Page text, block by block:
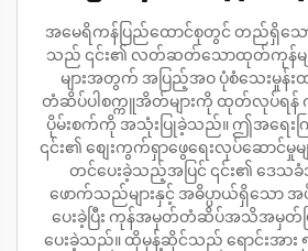
အမေရိကန်ပြည်ထောင်စုတွင် တည်ရှိသေ
သည် ၎င်း၏ လတ်ဆတ်သောထုတ်ကုန်မျ
များအတွက် အပြည့်အဝ ပုံစံသေးမှုန်
တံဆိပ်ပါစက္ကူအိတ်များကို ထုတ်လုပ်ရ
ပိုမ်းစက်ကို အသုံးပြုခဲ့သည်။ ဤအရေးက
၎င်း၏ စျေးကွက်ရှာဖွေရေးလုပ်ဆောင်မှု
တင်ပေးခဲ့သည့်အပြင် ၎င်း၏ ဒေ
ဖောက်သည်များနှင့် အဓိပ္ပာယ်ရှိသော အ
ပေးခဲ့ပြီး ကုန်အမှတ်တံဆိပ်အသိအမှတ်
ပေးခဲ့သည်။ ထိုမုန့်ဆိုင်သည် ရောင်းအား ၅